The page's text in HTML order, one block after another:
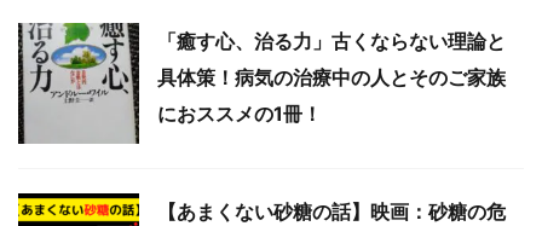
「癒す心、治る力」古くならない理論と
具体策！病気の治療中の人とそのご家族
におススメの1冊！
【あまくない砂糖の話】映画：砂糖の危